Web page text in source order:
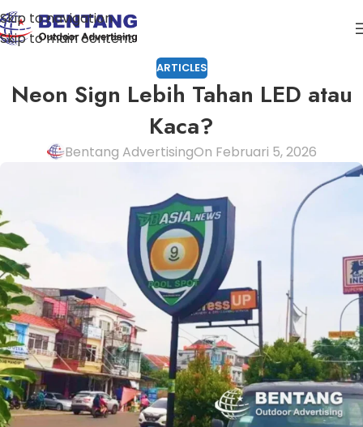
Skip to navigation
Skip to main content
ARTICLES
Neon Sign Lebih Tahan LED atau
Kaca?
Bentang AdvertisingOn Februari 5, 2026